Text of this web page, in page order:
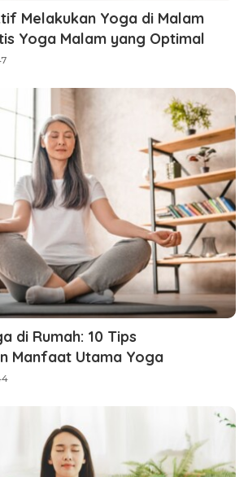
Melakukan Yoga di Malam
Yoga Malam yang Optimal
di Rumah: 10 Tips
Manfaat Utama Yoga